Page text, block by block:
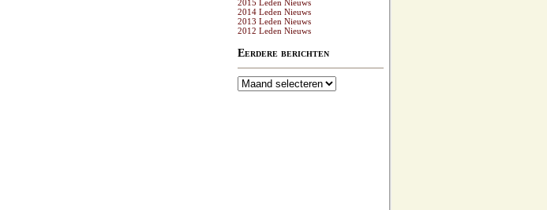
2015 Leden Nieuws
2014 Leden Nieuws
2013 Leden Nieuws
2012 Leden Nieuws
Eerdere berichten
Eerdere
berichten